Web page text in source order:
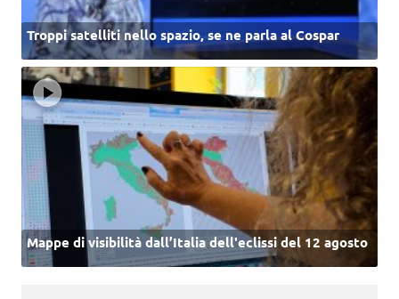
Troppi satelliti nello spazio, se ne parla al Cospar
Mappe di visibilità dall’Italia dell'eclissi del 12 agosto